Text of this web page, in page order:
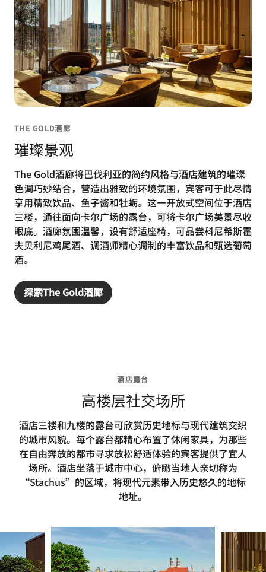
THE GOLD酒廊
璀璨景观
The Gold酒廊将巴伐利亚的简约风格与酒店建筑的璀璨
色调巧妙结合，营造出雅致的环境氛围，宾客可于此尽情
享用精致饮品、鱼子酱和牡蛎。这一开放式空间位于酒店
三楼，通往面向卡尔广场的露台，可将卡尔广场美景尽收
眼底。酒廊氛围温馨，设有舒适座椅，可品尝科尼希斯霍
夫贝利尼鸡尾酒、调酒师精心调制的丰富饮品和甄选葡萄
酒。
探索The Gold酒廊
酒店露台
高楼层社交场所
酒店三楼和九楼的露台可欣赏历史地标与现代建筑交织
的城市风貌。每个露台都精心布置了休闲家具，为那些
在自由奔放的都市寻求放松舒适体验的宾客提供了宜人
场所。酒店坐落于城市中心，俯瞰当地人亲切称为
“Stachus”的区域，将现代元素带入历史悠久的地标
地址。